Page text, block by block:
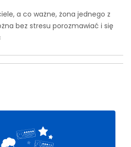
a co ważne, żona jednego z
bez stresu porozmawiać i się